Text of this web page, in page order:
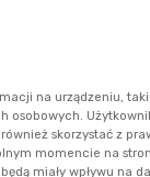
na urządzeniu,
osobowych.
skorzystać z
momencie na
miały wpływu na